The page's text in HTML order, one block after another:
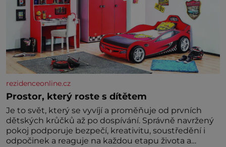
rezidenceonline.cz
Prostor, který roste s dítětem
Je to svět, který se vyvíjí a proměňuje od prvních
dětských krůčků až po dospívání. Správně navržený
pokoj podporuje bezpečí, kreativitu, soustředění i
odpočinek a reaguje na každou etapu života a